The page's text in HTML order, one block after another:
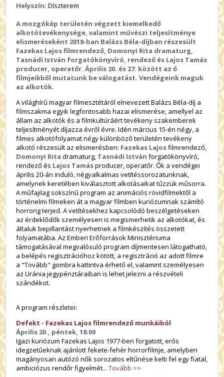
Helyszín:Díszterem
A mozgókép területén végzett kiemelkedő
alkotótevékenysége, valamint művészi teljesítménye
elismeréseként 2018-ban Balázs Béla-díjban részesült
Fazekas Lajos filmrendező, Domonyi Rita dramaturg,
Tasnádi István forgatókönyvíró, rendező és Lajos Tamás
producer, operatőr. Április 20. és 27. között az ő
filmjeikből mutatunk be válogatást. Vendégeink maguk
az alkotók.
A világhírű magyar filmesztétáról elnevezett Balázs Béla-díj a
filmszakma egyik legfontosabb hazai elismerése, amellyel az
állam az alkotók és a filmkultúráért tevékeny szakemberek
teljesítményét díjazza évről évre. Idén március 15-én négy, a
filmes alkotófolyamat négy különböző területén tevékeny
alkotó részesült az elismerésben: Fazekas Lajosfilmrendező,
Domonyi Rita dramaturg, Tasnádi István forgatókönyvíró,
rendező és Lajos Tamásproducer, operatőr. Ők a vendégei
április 20-án induló, négyalkalmas vetítéssorozatunknak,
amelynek keretében kiválasztott alkotásaikat tűzzük műsorra.
A műfajilag sokszínű program az animációs rövidfilmektől a
történelmi filmeken át a magyar filmben kuriózumnak számító
horrorig terjed. A vetítésekhez kapcsolódó beszélgetéseken
az érdeklődők személyesen is megismerhetik az alkotókat, és
általuk bepillantást nyerhetnek a filmkészítés összetett
folyamatába. Az Emberi Erőforrások Minisztériuma
támogatásával megvalósuló program díjmentesen látogatható,
a belépés regisztrációhoz kötött, a regisztráció az adott filmre
a "Tovább" gombra kattintva érhető el, valamint személyesen
az Uránia jegypénztáraiban is lehet jelezni a részvételi
szándékot.
A program részletei:
Defekt - Fazekas Lajos filmrendező munkáiból
Április 20., péntek, 18:00
Igazi kuriózum Fazekas Lajos 1977-ben forgatott, erős
idegzetűeknak ajánlott fekete-fehér horrorfilmje, amelyben
magányosan autózó nők sorozatos eltűnése kelti fel egy fiatal,
ambiciózus rendőr figyelmét...Tovább >>